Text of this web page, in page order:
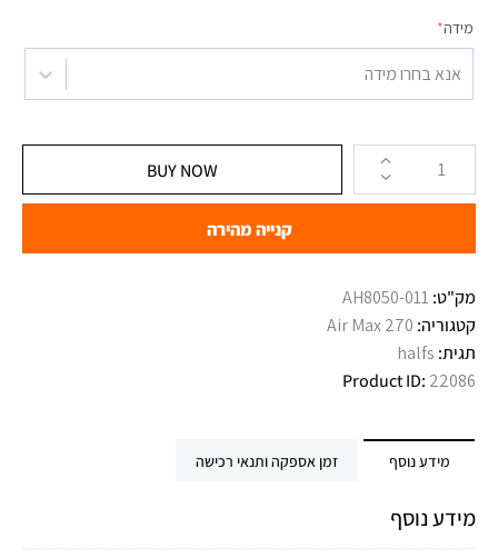
מידה*
אנא בחרו מידה
BUY NOW
קנייה מהירה
מק"ט: AH8050-011
קטגוריה: Air Max 270
תגית: halfs
Product ID: 22086
מידע נוסף זמן אספקה ותנאי רכישה
מידע נוסף